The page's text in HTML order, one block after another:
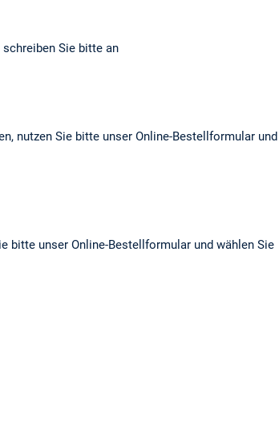
Sie bitte an
nutzen Sie bitte unser Online-Bestellformular und
bitte unser Online-Bestellformular und wählen Sie